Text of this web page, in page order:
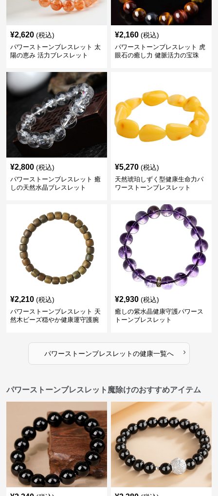
¥2,620 (税込)
パワーストーンブレスレット 太
陽の恵み 活力ブレスレット
¥2,160 (税込)
パワーストーンブレスレット 虎
眼石の癒し力 健脈活力の宝珠
¥2,800 (税込)
パワーストーンブレスレット 癒
しの天然水晶ブレスレット
¥5,270 (税込)
天然琥珀しずく型健康生命力パ
ワーストーンブレスレット
¥2,210 (税込)
パワーストーンブレスレット 天
然木ビーズ穏やか健康運守護腕
¥2,930 (税込)
癒しの紫水晶健康守護パワース
トーンブレスレット
パワーストーンブレスレットの健康一覧へ ›
パワーストーンブレスレット魔除けのおすすめアイテム